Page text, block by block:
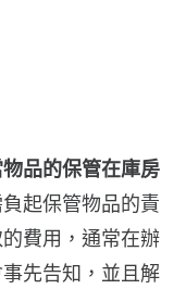
品的保管在庫房
起保管物品的責
費用，通常在辦
先告知，並且解